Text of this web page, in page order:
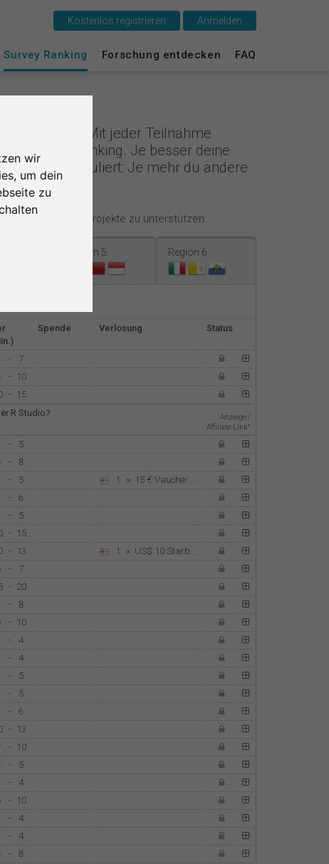
wir
um dein
zu
Survey Ranking Forschung entdecken FAQ
Kostenlos registrieren Anmelden
teil. Mit jeder Teilnahme
Survey Ranking. Je besser deine
Anders formuliert: Je mehr du andere
Forschungsprojekte zu unterstützen.
Region 5 Region 6
Spende Verlosung Status
-
7
-
10
-
15
R Studio?
Anzeige /
Affiliate-Link*
-
5
-
8
- 5 1 × 15 € Vaucher combo en Gaucho Gourmet
-
6
-
5
-
15
- 13 1 × US$ 10 Starbucks
-
7
- 20
-
8
-
10
-
4
-
4
-
5
-
5
-
6
-
13
-
10
-
5
-
4
-
10
-
4
-
4
-
8
Forschung entdecken
Kostenlos registrieren
Anmelden
Nederlands